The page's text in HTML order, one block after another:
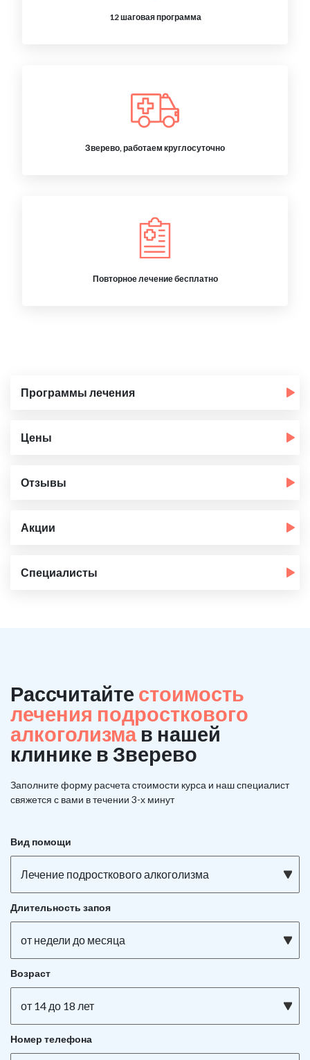
12 шаговая программа
Зверево, работаем круглосуточно
Повторное лечение бесплатно
Программы лечения
Цены
Отзывы
Акции
Специалисты
Рассчитайте стоимость
лечения подросткового
алкоголизмав нашей
клинике в Зверево
Заполните форму расчета стоимости курса и наш специалист
свяжется с вами в течении 3-х минут
Вид помощи
Лечение подросткового алкоголизма
Длительность запоя
от недели до месяца
Возраст
от 14 до 18 лет
Номер телефона